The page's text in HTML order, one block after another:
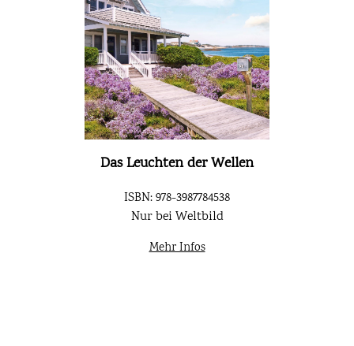
Das Leuchten der Wellen
ISBN: 978-3987784538
Nur bei Weltbild
Mehr Infos